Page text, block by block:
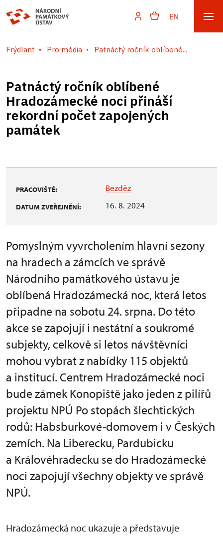
EN
Frýdlant Pro média Patnáctý ročník oblíbené...
Patnáctý ročník oblíbené
Hradozámecké noci přináší
rekordní počet zapojených
památek
PRACOVIŠTĚ: Bezděz
DATUM ZVEŘEJNĚNÍ: 16. 8. 2024
Pomyslným vyvrcholením hlavní sezony
na hradech a zámcích ve správě
Národního památkového ústavu je
oblíbená Hradozámecká noc, která letos
připadne na sobotu 24. srpna. Do této
akce se zapojují i nestátní a soukromé
subjekty, celkově si letos návštěvníci
mohou vybrat z nabídky 115 objektů
a institucí. Centrem Hradozámecké noci
bude zámek Konopiště jako jeden z pilířů
projektu NPÚ Po stopách šlechtických
rodů: Habsburkové-domovem i v Českých
zemích. Na Liberecku, Pardubicku
a Královéhradecku se do Hradozámecké
noci zapojují všechny objekty ve správě
NPÚ.
Hradozámecká noc ukazuje a představuje